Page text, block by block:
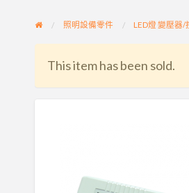
照明設備零件 LED燈 變壓器/
This item has been sold.